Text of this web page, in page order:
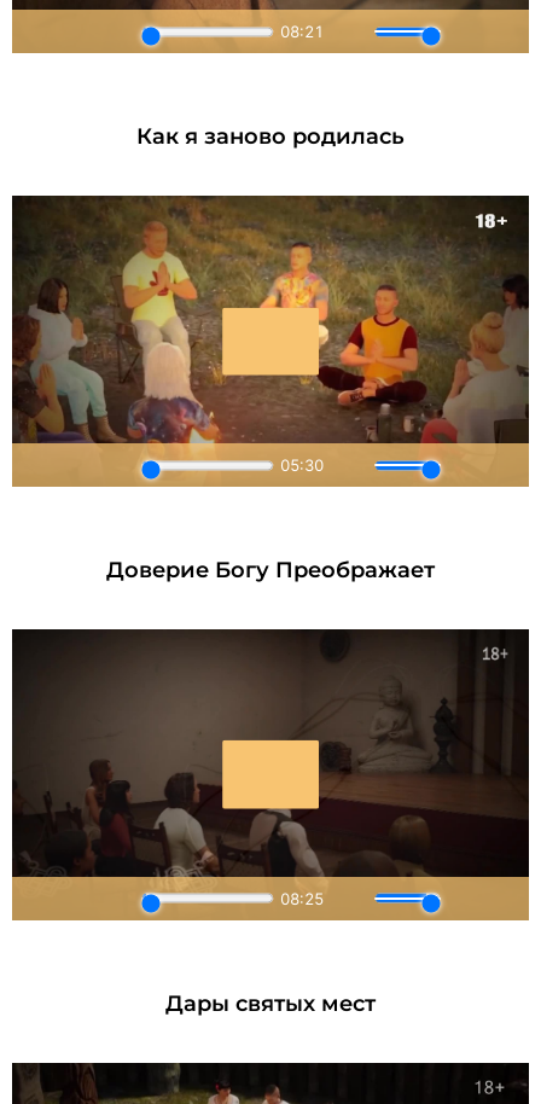
Как я заново родилась
Доверие Богу Преображает
Дары святых мест